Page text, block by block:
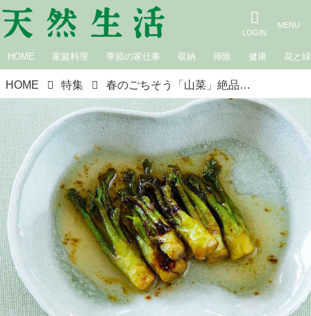
HOME 家庭料理 季節の家仕事 収納 掃除 健康 花と緑
HOME 特集 春のごちそう「山菜」絶品レシピ15選。わらびのあく抜きやぜんまいの戻し方など“下処理のコツ”もていねいに解説｜5月のおすすめ記事